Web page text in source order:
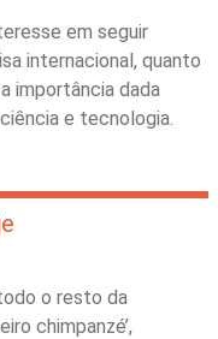
em seguir
internacional, quanto
importância dada
e tecnologia.
o resto da
chimpanzé’,